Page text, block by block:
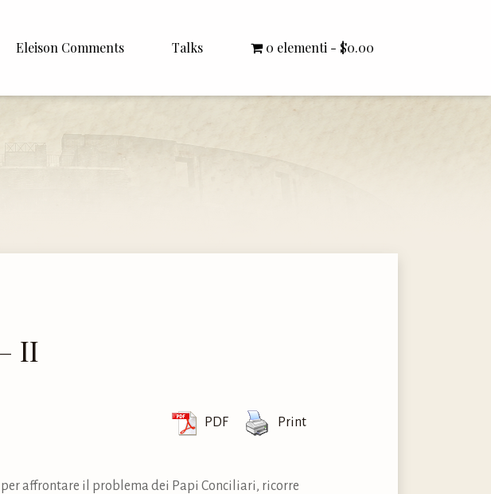
Eleison Comments
English
Deutsh
Talks
Bishop Williamson
Literature Seminars
0 elementi $0.00
II
PDF Print
per affrontare il problema dei Papi Conciliari, ricorre